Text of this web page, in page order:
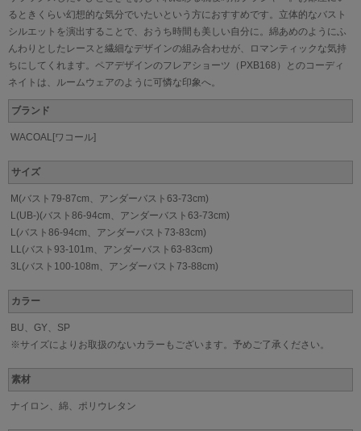
るときくらい幻想的な気分でいたいという方におすすめです。立体的なバスト
シルエットを演出することで、おうち時間も美しい自分に。綿あめのようにふ
んわりとしたレースと繊細なデザインの組み合わせが、ロマンティックな気持
ちにしてくれます。ペアデザインのフレアショーツ（PXB168）とのコーディ
ネイトは、ルームウェアのように可憐な印象へ。
ブランド
WACOAL[ワコール]
サイズ
M(バスト79-87cm、アンダーバスト63-73cm)
L(UB-)(バスト86-94cm、アンダーバスト63-73cm)
L(バスト86-94cm、アンダーバスト73-83cm)
LL(バスト93-101m、アンダーバスト63-83cm)
3L(バスト100-108m、アンダーバスト73-88cm)
カラー
BU、GY、SP
※サイズによりお取扱のないカラーもございます。予めご了承ください。
素材
ナイロン、綿、ポリウレタン